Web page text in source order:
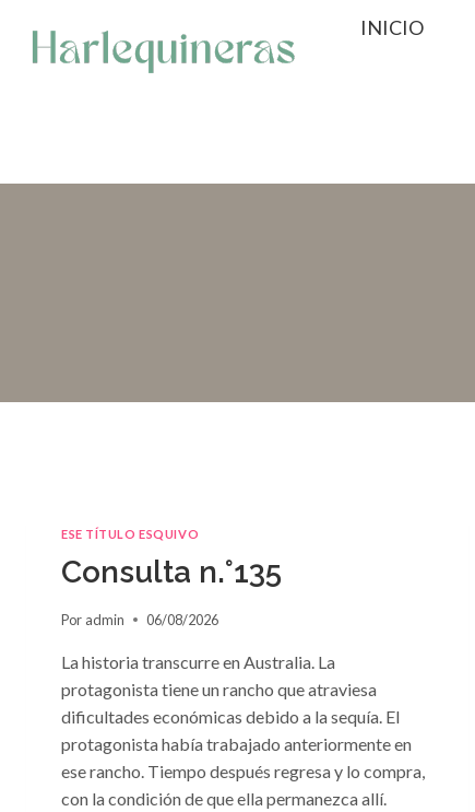
contenido
INICIO
ESE TÍTULO ESQUIVO
Consulta n.°135
Por admin 06/08/2026
La historia transcurre en Australia. La
protagonista tiene un rancho que atraviesa
dificultades económicas debido a la sequía. El
protagonista había trabajado anteriormente en
ese rancho. Tiempo después regresa y lo compra,
con la condición de que ella permanezca allí.